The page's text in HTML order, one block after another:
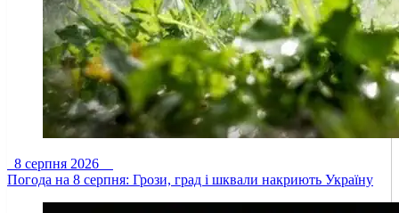
8 серпня 2026
Погода на 8 серпня: Грози, град і шквали накриють Україну